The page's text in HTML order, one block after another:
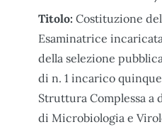
Titolo: Costituzione
Esaminatrice
della selezione
di n. 1 incarico
Struttura Complessa
di Microbiologia e